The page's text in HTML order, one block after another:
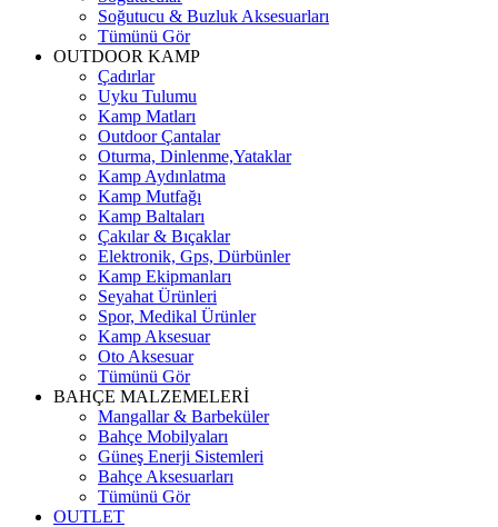
Soğutucu & Buzluk Aksesuarları
Tümünü Gör
OUTDOOR KAMP
Çadırlar
Uyku Tulumu
Kamp Matları
Outdoor Çantalar
Oturma, Dinlenme,Yataklar
Kamp Aydınlatma
Kamp Mutfağı
Kamp Baltaları
Çakılar & Bıçaklar
Elektronik, Gps, Dürbünler
Kamp Ekipmanları
Seyahat Ürünleri
Spor, Medikal Ürünler
Kamp Aksesuar
Oto Aksesuar
Tümünü Gör
BAHÇE MALZEMELERİ
Mangallar & Barbeküler
Bahçe Mobilyaları
Güneş Enerji Sistemleri
Bahçe Aksesuarları
Tümünü Gör
OUTLET